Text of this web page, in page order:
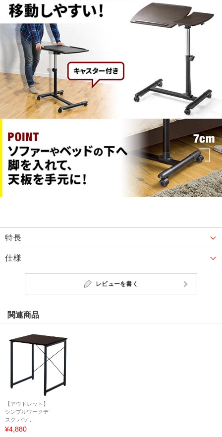
特長
仕様
レビューを書く
関連商品
【アウトレット】
シンプルワークデ
スク パソ...
¥4,880